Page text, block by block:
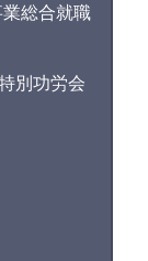
業総合就職
別功労会